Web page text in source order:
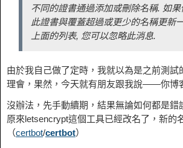
不同的證書通過添加或刪除名稱. 如
此證書與覆蓋超過或更少的名稱更新
上面的列表, 您可以忽略此消息.
由於我自己做了定時，我就以為是之前測試
理會，果然，今天就有朋友跟我說——你博
沒辦法，先手動續期，結果無論如何都是錯
原來letsencrypt這個工具已經改名了，新的
（certbot/certbot）